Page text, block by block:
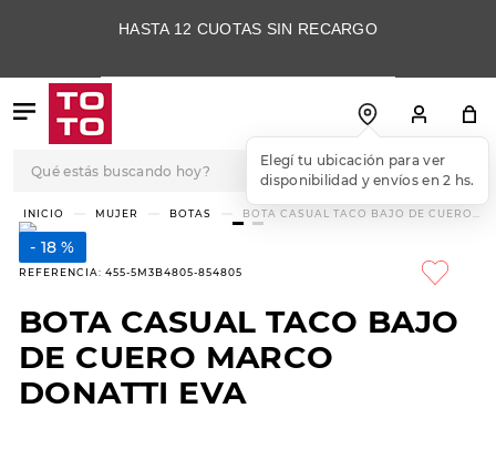
HASTA 12 CUOTAS SIN RECARGO
Elegí tu ubicación para ver
disponibilidad y envíos en 2 hs.
MUJER BOTAS
BOTA CASUAL TACO BAJO DE CUERO
MARCO DONATTI EVA
18 %
REFERENCIA: 455-5M3B4805-854805
BOTA CASUAL TACO BAJO
DE CUERO MARCO
DONATTI EVA
TÉRMINOS MÁS
BUSCADOS
3.
skechers slip-ins